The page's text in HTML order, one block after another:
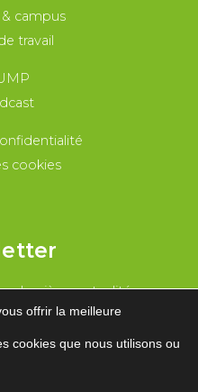
campus
travail
cookies
dernières actualités
!
offrir la meilleure
cookies que nous utilisons ou